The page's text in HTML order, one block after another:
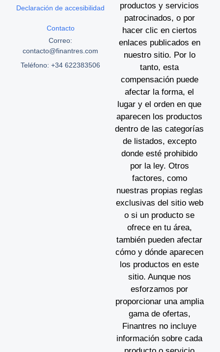
productos y servicios
patrocinados, o por
hacer clic en ciertos
enlaces publicados en
nuestro sitio. Por lo
tanto, esta
compensación puede
afectar la forma, el
lugar y el orden en que
aparecen los productos
dentro de las categorías
de listados, excepto
donde esté prohibido
por la ley. Otros
factores, como
nuestras propias reglas
exclusivas del sitio web
o si un producto se
ofrece en tu área,
también pueden afectar
cómo y dónde aparecen
los productos en este
sitio. Aunque nos
esforzamos por
proporcionar una amplia
gama de ofertas,
Finantres no incluye
información sobre cada
Declaración de accesibilidad
Contacto
Correo:
contacto@finantres.com
Teléfono: +34 622383506